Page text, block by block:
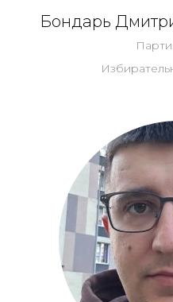
Бондарь